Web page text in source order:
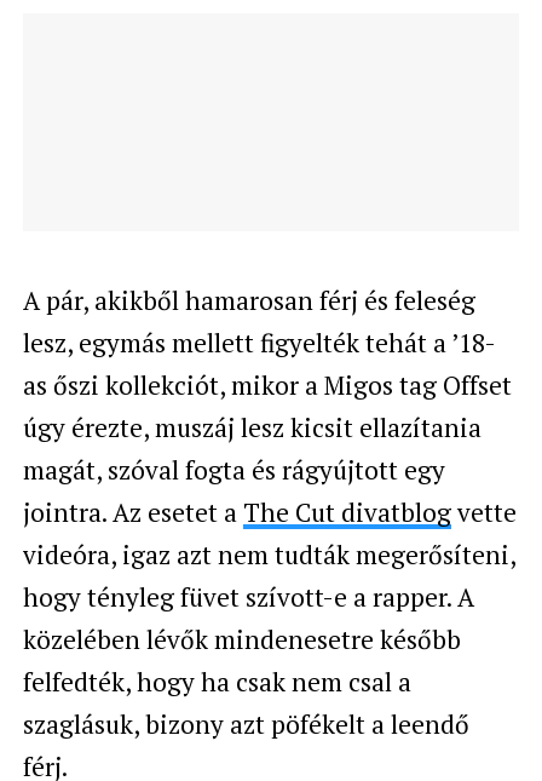
A pár, akikből hamarosan férj és feleség
lesz, egymás mellett figyelték tehát a ’18-
as őszi kollekciót, mikor a Migos tag Offset
úgy érezte, muszáj lesz kicsit ellazítania
magát, szóval fogta és rágyújtott egy
jointra. Az esetet a The Cut divatblogvette
videóra, igaz azt nem tudták megerősíteni,
hogy tényleg füvet szívott-e a rapper. A
közelében lévők mindenesetre később
felfedték, hogy ha csak nem csal a
szaglásuk, bizony azt pöfékelt a leendő
férj.